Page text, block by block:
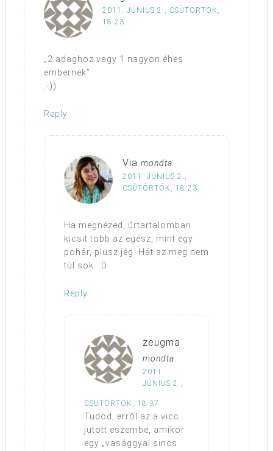
2011. JÚNIUS 2., CSÜTÖRTÖK,
18:23
„2 adaghoz vagy 1 nagyon éhes
embernek”
:-))
Reply
Via mondta
2011. JÚNIUS 2.,
CSÜTÖRTÖK, 18:23
Ha megnézed, űrtartalomban
kicsit több az egész, mint egy
pohár, plusz jég. Hát az meg nem
túl sok. :D
Reply
zeugma
mondta
2011.
JÚNIUS 2.,
CSÜTÖRTÖK, 18:37
Tudod, erről az a vicc
jutott eszembe, amikor
egy „vasággyal sincs